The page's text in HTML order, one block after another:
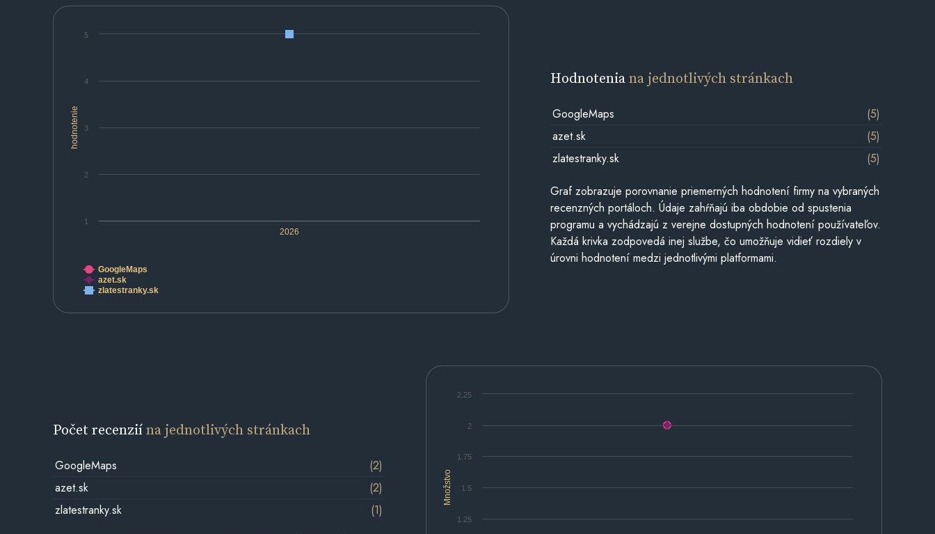
hodnotenie
2026
1
2
3
4
5
GoogleMaps
azet.sk
zlatestranky.sk
Hodnoteniana jednotlivých stránkach
GoogleMaps
(5)
azet.sk
(5)
zlatestranky.sk
(5)
Graf zobrazuje porovnanie priemerných hodnotení firmy na vybraných
recenzných portáloch. Údaje zahŕňajú iba obdobie od spustenia
programu a vychádzajú z verejne dostupných hodnotení používateľov.
Každá krivka zodpovedá inej službe, čo umožňuje vidieť rozdiely v
úrovni hodnotení medzi jednotlivými platformami.
Množstvo
1.25
1.5
1.75
2
2.25
Počet recenziína jednotlivých stránkach
GoogleMaps
(2)
azet.sk
(2)
zlatestranky.sk
(1)